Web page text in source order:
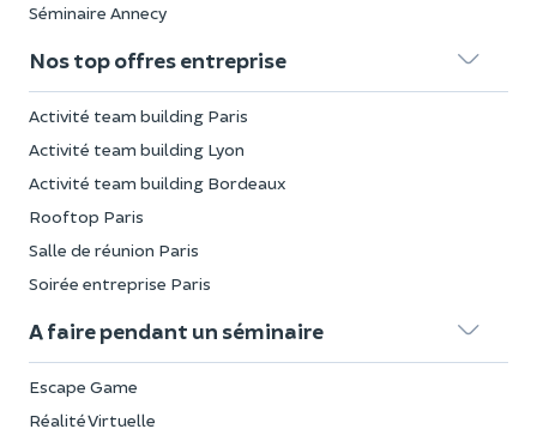
Séminaire Annecy
Nos top offres entreprise
Activité team building Paris
Activité team building Lyon
Activité team building Bordeaux
Rooftop Paris
Salle de réunion Paris
Soirée entreprise Paris
A faire pendant un séminaire
Escape Game
Réalité Virtuelle